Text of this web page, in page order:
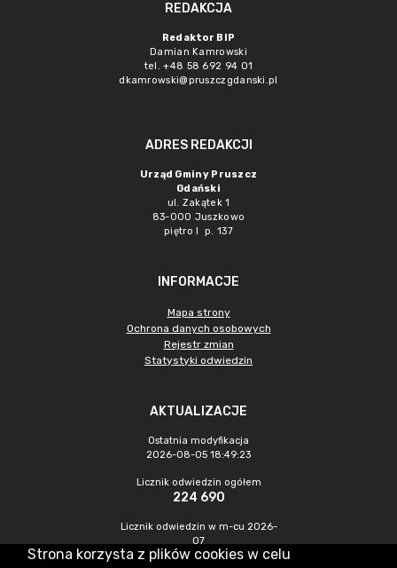
REDAKCJA
Redaktor BIP
Damian Kamrowski
tel. +48 58 692 94 01
dkamrowski@pruszczgdanski.pl
ADRES REDAKCJI
Urząd Gminy Pruszcz
Gdański
ul. Zakątek 1
83-000 Juszkowo
piętro I p. 137
INFORMACJE
Mapa strony
Ochrona danych osobowych
Rejestr zmian
Statystyki odwiedzin
AKTUALIZACJE
Ostatnia modyfikacja
2026-08-05 18:49:23
Licznik odwiedzin ogółem
224 690
Licznik odwiedzin w m-cu 2026-
07
843
Strona korzysta z plików cookies w celu